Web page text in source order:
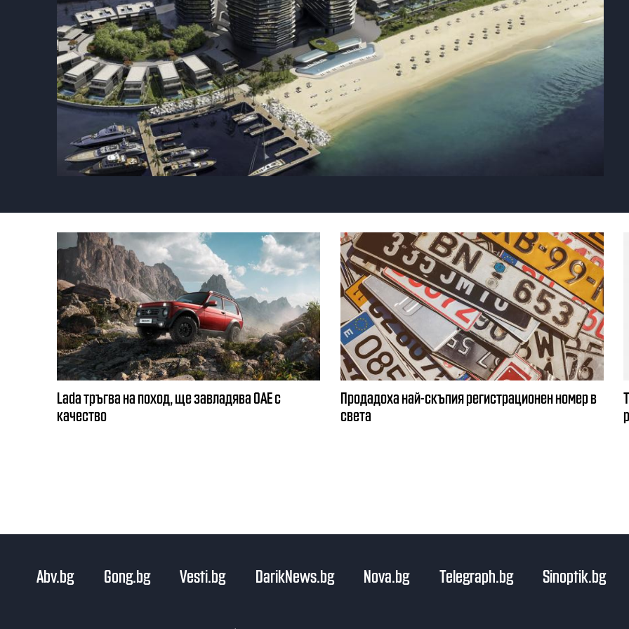
Lada тръгва на поход, ще завладява ОАЕ с
качество
Продадоха най-скъпия регистрационен номер в
света
Abv.bg Gong.bg Vesti.bg DarikNews.bg Nova.bg Telegraph.bg Sinoptik.bg